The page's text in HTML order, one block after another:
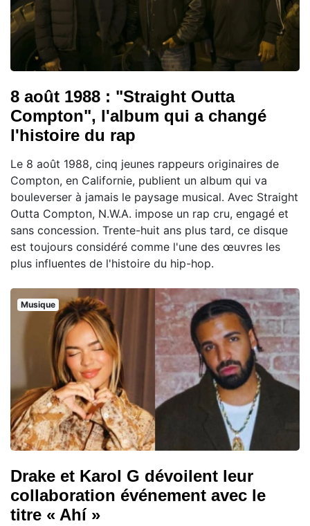
8 août 1988 : "Straight Outta
Compton", l'album qui a changé
l'histoire du rap
Le 8 août 1988, cinq jeunes rappeurs originaires de
Compton, en Californie, publient un album qui va
bouleverser à jamais le paysage musical. Avec Straight
Outta Compton, N.W.A. impose un rap cru, engagé et
sans concession. Trente-huit ans plus tard, ce disque
est toujours considéré comme l'une des œuvres les
plus influentes de l'histoire du hip-hop.
Musique
Drake et Karol G dévoilent leur
collaboration événement avec le
titre « Ahí »